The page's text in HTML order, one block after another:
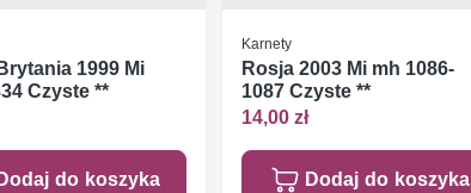
1999 Mi
Czyste **
do koszyka
Karnety
Rosja 2003 Mi mh 1086-
1087 Czyste **
14,00 zł
Dodaj do koszyka